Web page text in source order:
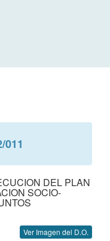
011
DEL PLAN
SOCIO-
Ver Imagen del D.O.